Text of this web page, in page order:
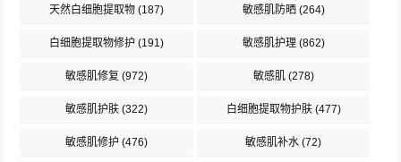
天然白细胞提取物 (187) 敏感肌防晒(264)
白细胞提取物修护 (191) 敏感肌护理(862)
敏感肌修复 (972) 敏感肌(278)
敏感肌护肤 (322) 白细胞提取物护肤(477)
敏感肌修护 (476) 敏感肌补水 (72)